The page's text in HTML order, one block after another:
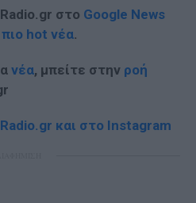
στο Google News
hot νέα.
νέα, μπείτε στην ροή
και στο Instagram